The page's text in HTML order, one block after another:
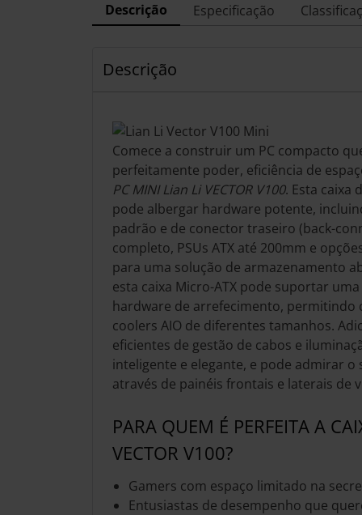
Descrição Especificação
Descrição
Comece a construir um PC compacto
perfeitamente poder, eficiência de
PC MINI Lian Li VECTOR V100. Esta caixa
pode albergar hardware potente,
padrão e de conector traseiro (back-
completo, PSUs ATX até 200mm e
para uma solução de armazenamento
esta caixa Micro-ATX pode suportar
hardware de arrefecimento, permitindo
coolers AIO de diferentes tamanhos.
eficientes de gestão de cabos e
inteligente e elegante, e pode admirar o
através de painéis frontais e laterais de
PARA QUEM É PERFEITA A
VECTOR V100?
Gamers com espaço limitado na
Entusiastas de desempenho que